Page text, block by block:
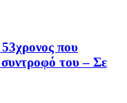
που
του – Σε